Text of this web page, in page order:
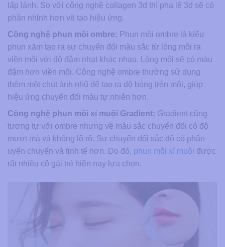
lấp lánh. So với công nghệ collagen 3d thì pha lê 3d sẽ có
phần nhỉnh hơn về tạo hiệu ứng.
Công nghệ phun môi ombre: Phun môi ombre là kiểu
phun xăm tạo ra sự chuyển đổi màu sắc từ lòng môi ra
viền môi với độ đậm nhạt khác nhau. Lòng môi sẽ có màu
đậm hơn viền môi. Công nghệ ombre thường sử dụng
thêm một chút ánh nhũ để tạo ra độ bóng trên môi, giúp
hiệu ứng chuyển đối màu tự nhiên hơn.
Công nghệ phun môi xí muội Gradient: Gradient cũng
tương tự với ombre nhưng về màu sắc chuyển đổi có độ
mượt mà và không lộ rõ. Sự chuyển đổi sắc độ có phần
uyển chuyển và tinh tế hơn. Do đó, phun môi xí muội được
rất nhiều cô gái trẻ hiện nay lựa chọn.